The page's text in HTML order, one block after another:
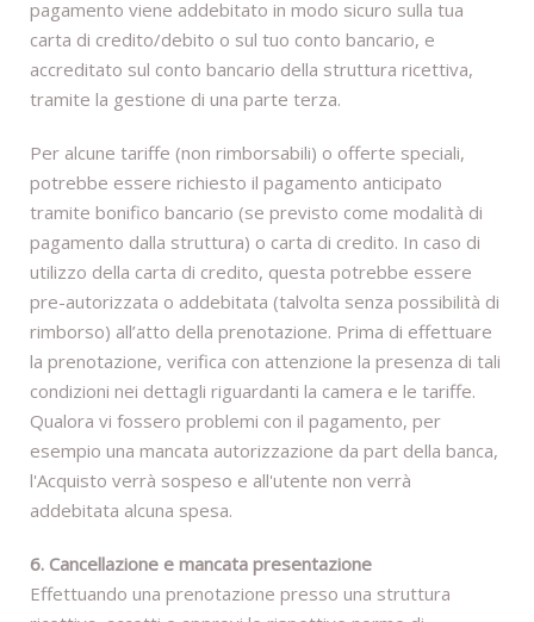
pagamento viene addebitato in modo sicuro sulla tua
carta di credito/debito o sul tuo conto bancario, e
accreditato sul conto bancario della struttura ricettiva,
tramite la gestione di una parte terza.
Per alcune tariffe (non rimborsabili) o offerte speciali,
potrebbe essere richiesto il pagamento anticipato
tramite bonifico bancario (se previsto come modalità di
pagamento dalla struttura) o carta di credito. In caso di
utilizzo della carta di credito, questa potrebbe essere
pre-autorizzata o addebitata (talvolta senza possibilità di
rimborso) all’atto della prenotazione. Prima di effettuare
la prenotazione, verifica con attenzione la presenza di tali
condizioni nei dettagli riguardanti la camera e le tariffe.
Qualora vi fossero problemi con il pagamento, per
esempio una mancata autorizzazione da part della banca,
l'Acquisto verrà sospeso e all'utente non verrà
addebitata alcuna spesa.
6. Cancellazione e mancata presentazione
Effettuando una prenotazione presso una struttura